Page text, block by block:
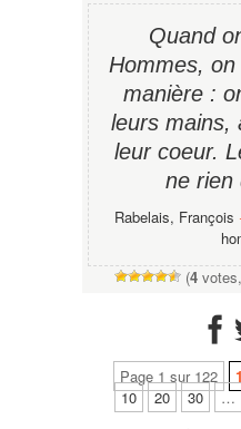
Quand
Hommes,
manière :
leurs mains,
leur coeur.
ne rien
Rabelais, François
(4
Page 1 sur 122 1
10
20 30 …